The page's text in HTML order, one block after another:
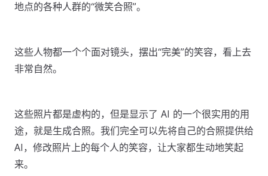
地点的各种人群的“微笑合照”。
这些人物都一个个面对镜头，摆出“完美”的笑容，看上去
非常自然。
这些照片都是虚构的，但是显示了 AI 的一个很实用的用
途，就是生成合照。我们完全可以先将自己的合照提供给
AI，修改照片上的每个人的笑容，让大家都生动地笑起
来。